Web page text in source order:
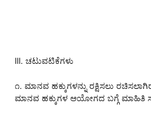
III. ಚಟುವಟಿಕೆಗಳು
೧. ಮಾನವ ಹಕ್ಕುಗಳನ್ನು ರಕ್ಷಿಸಲು
ಮಾನವ ಹಕ್ಕುಗಳ ಆಯೋಗದ ಬಗ್ಗೆ ಮಾಹಿತಿ